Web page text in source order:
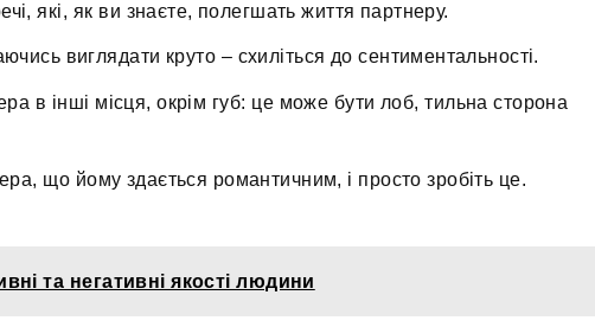
які, як ви знаєте, полегшать життя партнеру.
виглядати круто – схиліться до сентиментальності.
в інші місця, окрім губ: це може бути лоб, тильна сторона
що йому здається романтичним, і просто зробіть це.
та негативні якості людини